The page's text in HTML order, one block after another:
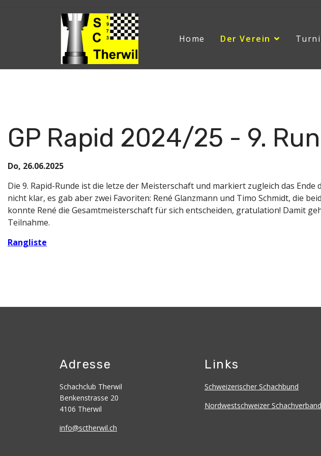
Home Der Verein
Aktuelle Seite:Home
GP Rapid 2024/25 - 9.
Do, 26.06.2025
Die 9. Rapid-Runde ist die letze der Meisterschaft und markiert zugleich das
nicht klar, es gab aber zwei Favoriten: René Glanzmann und Timo Schmidt, die
konnte René die Gesamtmeisterschaft für sich entscheiden, gratulation! Damit
Teilnahme.
Rangliste
Adresse
Schachclub Therwil
Benkenstrasse 20
4106 Therwil
info@sctherwil.ch
Links
Schweizerischer Schachbund
Nordwestschweizer Schachverband